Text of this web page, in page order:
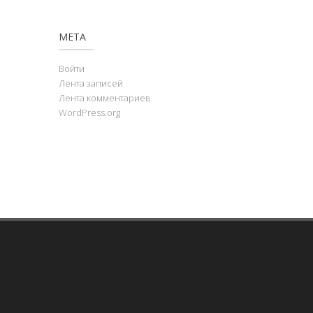
МЕТА
Войти
Лента записей
Лента комментариев
WordPress.org